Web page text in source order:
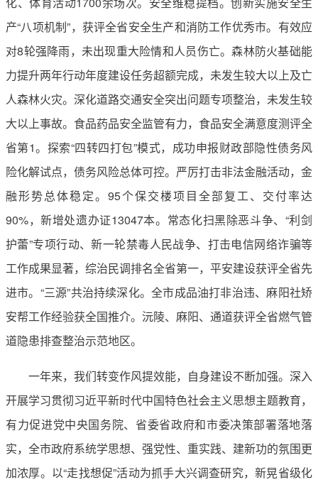
产“八项机制”，获评全省安全生产和消防工作优秀市。有效应
对8轮强降雨，未出现重大险情和人员伤亡。森林防火基础能
力提升两年行动年度建设任务超额完成，未发生较大以上及亡
人森林火灾。深化道路交通安全突出问题专项整治，未发生较
大以上事故。食品药品安全监管有力，食品安全满意度测评全
省第1。探索“四转四打包”模式，成功申报财政部隐性债务风
险化解试点，债务风险总体可控。严厉打击非法金融活动，金
融形势总体稳定。95个保交楼项目全部复工、交付率达
90%，新增处遗办证13047本。常态化扫黑除恶斗争、“利剑
护蕾”专项行动、新一轮禁毒人民战争、打击电信网络诈骗等
工作成果显著，综治民调排名全省第一，平安建设获评全省先
进市。“三源”共治持续深化。全市成品油打非治违、麻阳社矫
安帮工作经验获全国推介。沅陵、麻阳、通道获评全省燃气管
道隐患排查整治示范地区。
一年来，我们转变作风提效能，自身建设不断加强。深入
开展学习贯彻习近平新时代中国特色社会主义思想主题教育，
有力促进党中央国务院、省委省政府和市委决策部署落地落
实，全市政府系统学思想、强党性、重实践、建新功的氛围更
加浓厚。以“走找想促”活动为抓手大兴调查研究，新晃省级化